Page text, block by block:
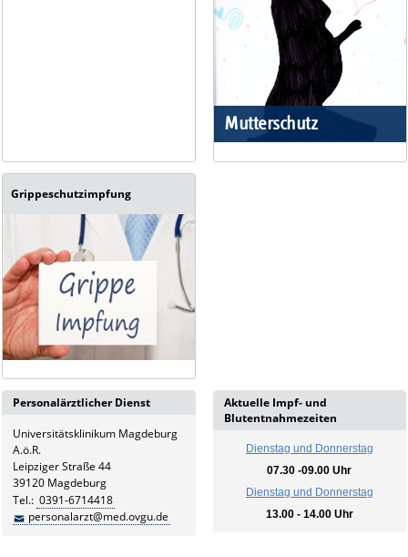
Mutterschutz
Grippeschutzimpfung
Personalärztlicher Dienst
Universitätsklinikum Magdeburg
A.ö.R.
Leipziger Straße 44
39120 Magdeburg
Tel.: 0391-6714418
personalarzt@med.ovgu.de
Aktuelle Impf- und
Blutentnahmezeiten
Dienstag und Donnerstag
07.30 -09.00 Uhr
Dienstag und Donnerstag
13.00 - 14.00 Uhr